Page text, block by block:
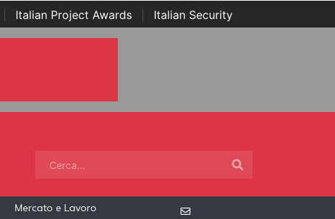
Italian Project Awards
Italian Security
Mercato e Lavoro